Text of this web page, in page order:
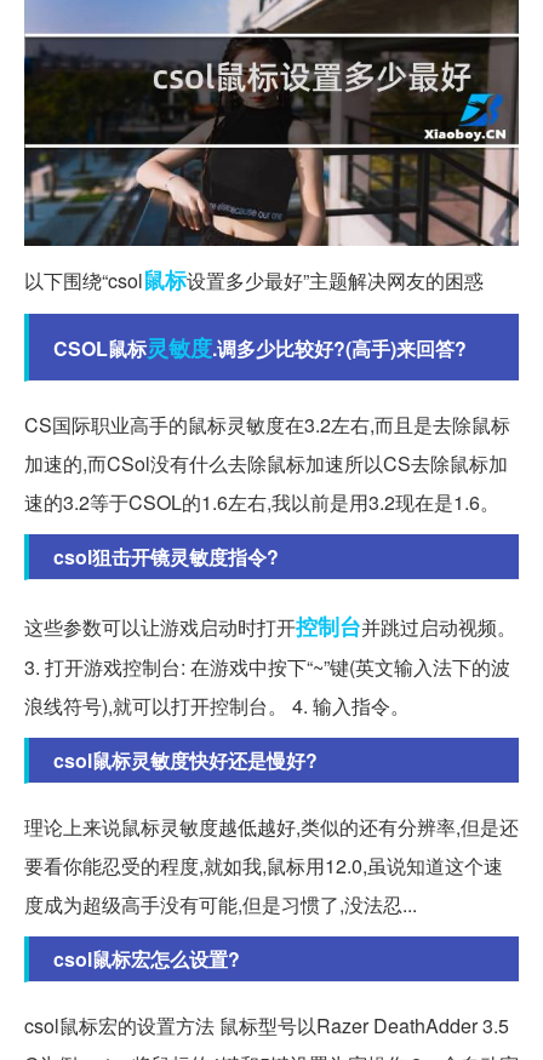
以下围绕“csol鼠标设置多少最好”主题解决网友的困惑
CSOL鼠标灵敏度.调多少比较好?(高手)来回答?
CS国际职业高手的鼠标灵敏度在3.2左右,而且是去除鼠标
加速的,而CSol没有什么去除鼠标加速所以CS去除鼠标加
速的3.2等于CSOL的1.6左右,我以前是用3.2现在是1.6。
csol狙击开镜灵敏度指令?
这些参数可以让游戏启动时打开控制台并跳过启动视频。
3. 打开游戏控制台: 在游戏中按下“~”键(英文输入法下的波
浪线符号),就可以打开控制台。 4. 输入指令。
csol鼠标灵敏度快好还是慢好?
理论上来说鼠标灵敏度越低越好,类似的还有分辨率,但是还
要看你能忍受的程度,就如我,鼠标用12.0,虽说知道这个速
度成为超级高手没有可能,但是习惯了,没法忍...
csol鼠标宏怎么设置?
csol鼠标宏的设置方法 鼠标型号以Razer DeathAdder 3.5